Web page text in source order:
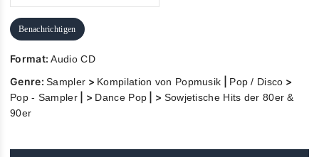
Benachrichtigen
Format:Audio CD
Genre:Sampler > Kompilation von Popmusik Pop / Disco >
Pop - Sampler| > Dance Pop | > Sowjetische Hits der 80er &
90er